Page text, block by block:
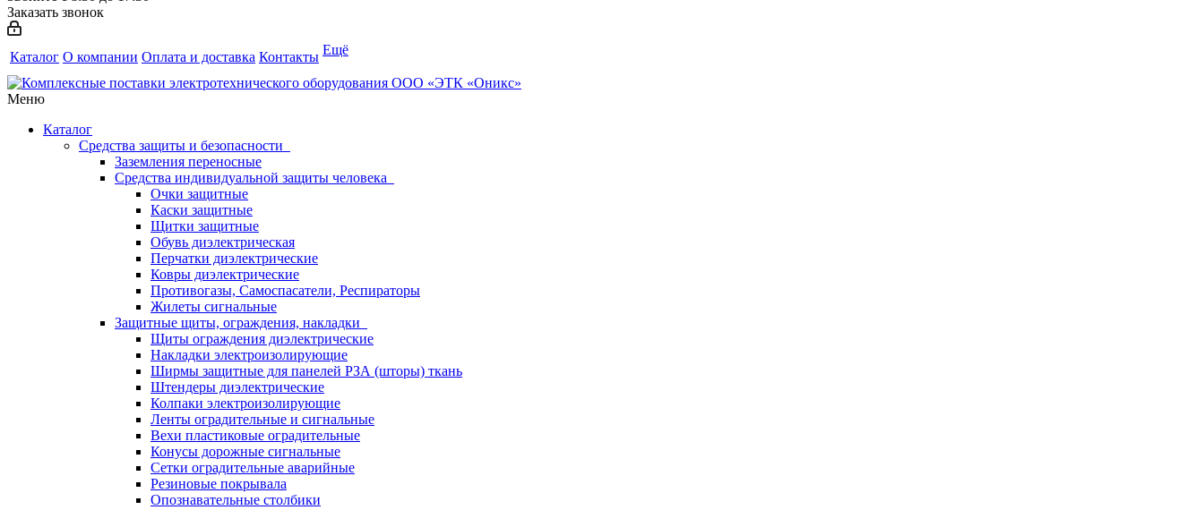
Заказать звонок
Каталог О компании Оплата и доставка Контакты Ещё
Меню
Каталог
Средства защиты и безопасности
Заземления переносные
Средства индивидуальной защиты человека
Очки защитные
Каски защитные
Щитки защитные
Обувь диэлектрическая
Перчатки диэлектрические
Ковры диэлектрические
Противогазы, Самоспасатели, Респираторы
Жилеты сигнальные
Защитные щиты, ограждения, накладки
Щиты ограждения диэлектрические
Накладки электроизолирующие
Ширмы защитные для панелей РЗА (шторы) ткань
Штендеры диэлектрические
Колпаки электроизолирующие
Ленты оградительные и сигнальные
Вехи пластиковые оградительные
Конусы дорожные сигнальные
Сетки оградительные аварийные
Резиновые покрывала
Опознавательные столбики